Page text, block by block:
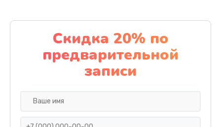
Заказать
Чистка от пыли
1060 руб.
Заказать
Скидка 20% по
предварительной
записи